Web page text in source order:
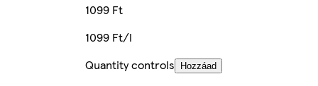
1099 Ft
1099 Ft/l
Quantity controls
Hozzáad